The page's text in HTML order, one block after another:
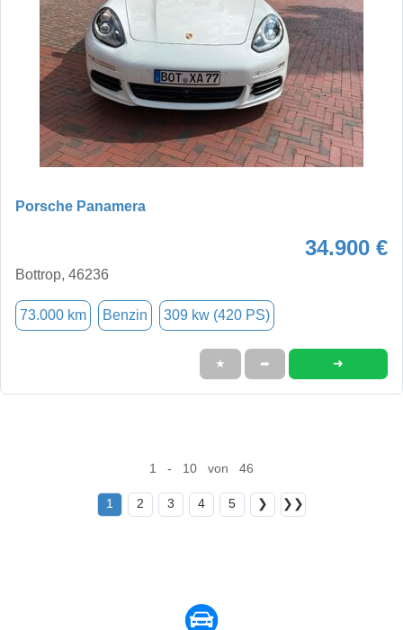
Porsche Panamera
34.900 €
Bottrop, 46236
73.000 km Benzin 309 kw (420 PS)
★ ➦ ➜
1 - 10 von 46
1 2 3 4 5 ❯ ❯❯